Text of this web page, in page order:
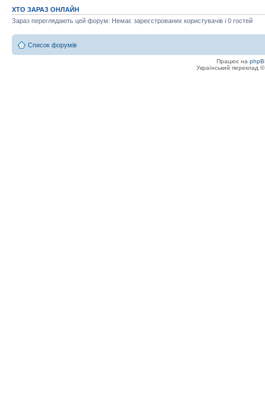
ХТО ЗАРАЗ ОНЛАЙН
Зараз переглядають цей форум: Немає зареєстрованих користувачів і 0 гостей
Список форумів
Працює на
Український переклад